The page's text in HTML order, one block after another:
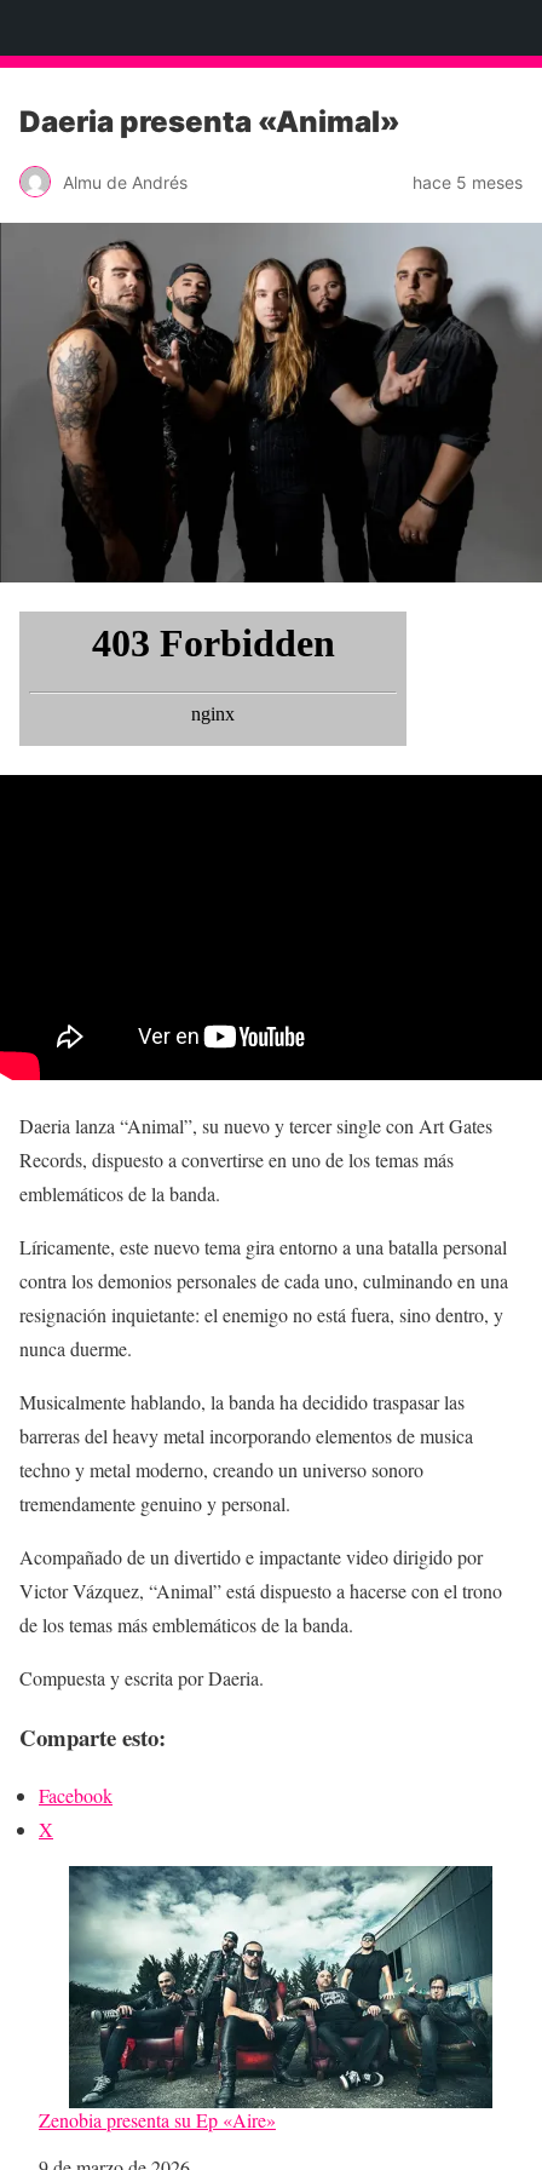
Daeria presenta «Animal»
Almu de Andrés hace 5 meses
Daeria lanza “Animal”, su nuevo y tercer single con Art Gates
Records, dispuesto a convertirse en uno de los temas más
emblemáticos de la banda.
Líricamente, este nuevo tema gira entorno a una batalla personal
contra los demonios personales de cada uno, culminando en una
resignación inquietante: el enemigo no está fuera, sino dentro, y
nunca duerme.
Musicalmente hablando, la banda ha decidido traspasar las
barreras del heavy metal incorporando elementos de musica
techno y metal moderno, creando un universo sonoro
tremendamente genuino y personal.
Acompañado de un divertido e impactante video dirigido por
Victor Vázquez, “Animal” está dispuesto a hacerse con el trono
de los temas más emblemáticos de la banda.
Compuesta y escrita por Daeria.
Comparte esto:
Facebook
X
Zenobia presenta su Ep «Aire»